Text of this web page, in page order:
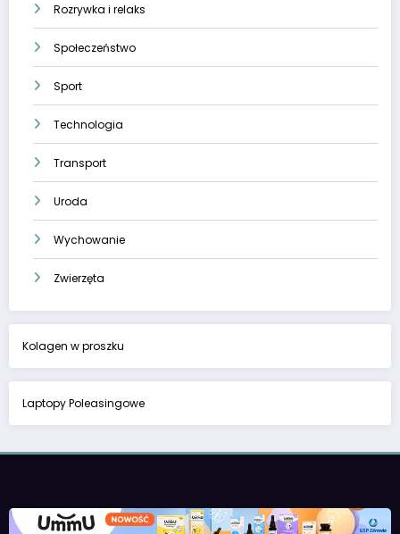
Rozrywka i relaks
Społeczeństwo
Sport
Technologia
Transport
Uroda
Wychowanie
Zwierzęta
Kolagen w proszku
Laptopy Poleasingowe